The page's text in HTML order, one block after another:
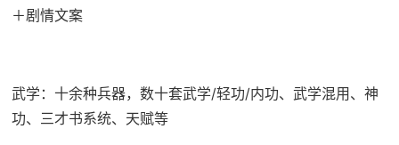
＋剧情文案
武学：十余种兵器，数十套武学/轻功/内功、武学混用、神
功、三才书系统、天赋等